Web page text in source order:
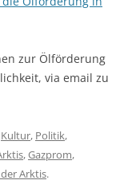
zur Ölförderung
via email zu
Kultur, Politik,
,Gazprom,
Arktis.